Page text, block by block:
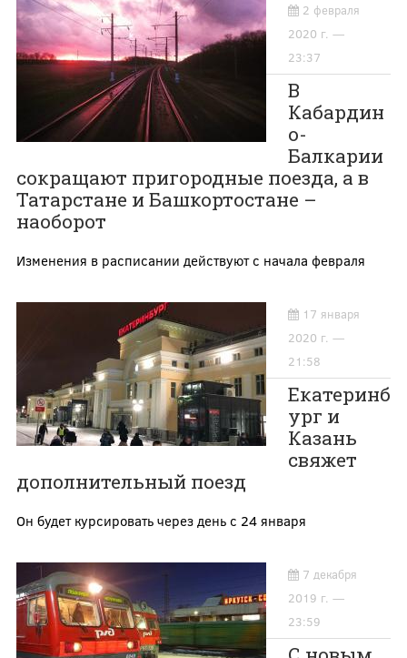
2 февраля
2020 г. —
23:37
В
Кабардин
о-
Балкарии
сокращают пригородные поезда, а в
Татарстане и Башкортостане –
наоборот
Изменения в расписании действуют с начала февраля
17 января
2020 г. —
21:58
Екатеринб
ург и
Казань
свяжет
дополнительный поезд
Он будет курсировать через день с 24 января
7 декабря
2019 г. —
23:59